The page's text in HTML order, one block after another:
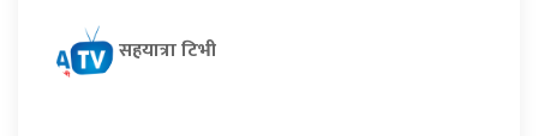
सहयात्रा टिभी